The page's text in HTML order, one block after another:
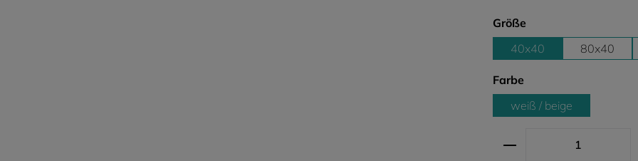
Größe
40x40
80x40
Farbe
weiß / beige
Produkt Anzahl: